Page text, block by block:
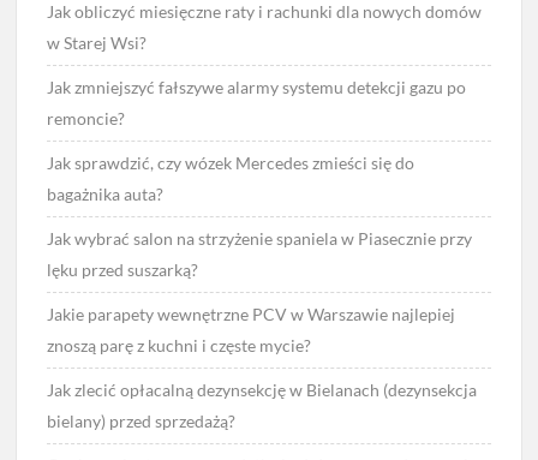
Jak obliczyć miesięczne raty i rachunki dla nowych domów
w Starej Wsi?
Jak zmniejszyć fałszywe alarmy systemu detekcji gazu po
remoncie?
Jak sprawdzić, czy wózek Mercedes zmieści się do
bagażnika auta?
Jak wybrać salon na strzyżenie spaniela w Piasecznie przy
lęku przed suszarką?
Jakie parapety wewnętrzne PCV w Warszawie najlepiej
znoszą parę z kuchni i częste mycie?
Jak zlecić opłacalną dezynsekcję w Bielanach (dezynsekcja
bielany) przed sprzedażą?